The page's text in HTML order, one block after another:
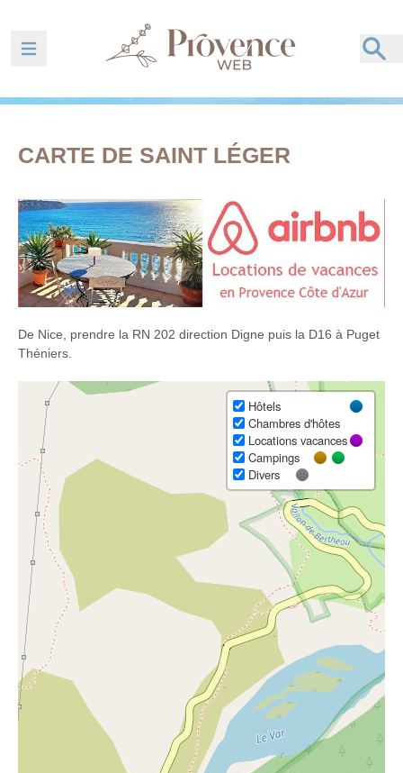
Ouvrir la barre de navigation
CARTE DE SAINT LÉGER
De Nice, prendre la RN 202 direction Digne puis la D16 à Puget
Théniers.
Hôtels
Chambres d'hôtes
Locations vacances
Campings
Divers